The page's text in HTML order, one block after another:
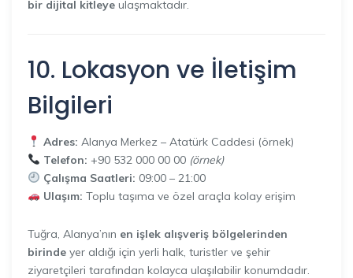
bir dijital kitleye ulaşmaktadır.
10. Lokasyon ve İletişim
Bilgileri
Adres: Alanya Merkez – Atatürk Caddesi (örnek)
Telefon: +90 532 000 00 00 (örnek)
Çalışma Saatleri: 09:00 – 21:00
Ulaşım: Toplu taşıma ve özel araçla kolay erişim
Tuğra, Alanya’nın en işlek alışveriş bölgelerinden
birinde yer aldığı için yerli halk, turistler ve şehir
ziyaretçileri tarafından kolayca ulaşılabilir konumdadır.